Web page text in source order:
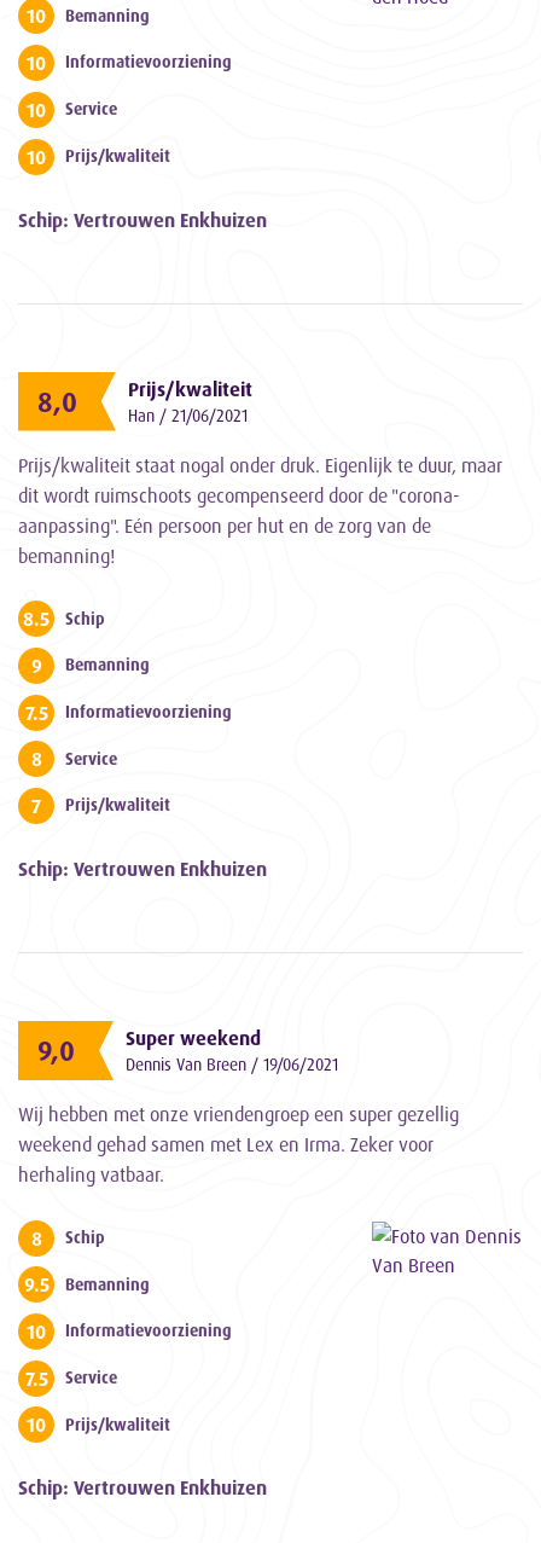
10 Bemanning
10 Informatievoorziening
10 Service
10 Prijs/kwaliteit
Schip: Vertrouwen Enkhuizen
8,0 Prijs/kwaliteit
Han / 21/06/2021
Prijs/kwaliteit staat nogal onder druk. Eigenlijk te duur, maar
dit wordt ruimschoots gecompenseerd door de "corona-
aanpassing". Eén persoon per hut en de zorg van de
bemanning!
8.5 Schip
9 Bemanning
7.5 Informatievoorziening
8 Service
7 Prijs/kwaliteit
Schip: Vertrouwen Enkhuizen
9,0 Super weekend
Dennis Van Breen / 19/06/2021
Wij hebben met onze vriendengroep een super gezellig
weekend gehad samen met Lex en Irma. Zeker voor
herhaling vatbaar.
8 Schip
9.5 Bemanning
10 Informatievoorziening
7.5 Service
10 Prijs/kwaliteit
Schip: Vertrouwen Enkhuizen